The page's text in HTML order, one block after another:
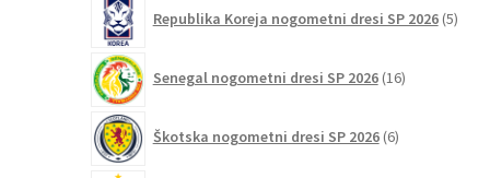
Republika Koreja nogometni dresi SP 2026 5
Senegal nogometni dresi SP 2026 16izdelkov
Škotska nogometni dresi SP 2026 6izdelkov